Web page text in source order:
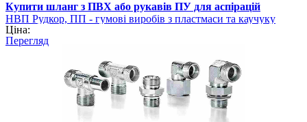
Купити шланг з ПВХ або рукавів ПУ для аспірацій
НВП Рудкор, ПП - гумові виробів з пластмаси та каучуку
Ціна:
Перегляд